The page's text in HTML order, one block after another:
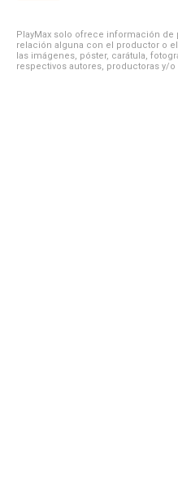
PlayMax solo ofrece información de
relación alguna con el productor o
las imágenes, póster, carátula,
respectivos autores, productoras y/